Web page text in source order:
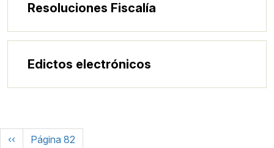
Resoluciones Fiscalía
Edictos electrónicos
Paginación
Página anterior
‹‹ Página 82